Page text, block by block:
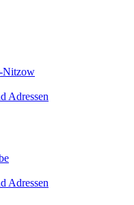
Nitzow
Adressen
Adressen